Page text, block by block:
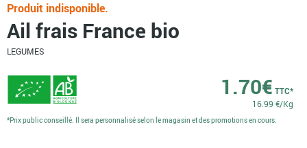
Ail frais France bio
LEGUMES
1.70€ TTC*
16.99 €/Kg
Produit indisponible.
*Prix public conseillé. Il sera personnalisé selon le magasin et des promotions en cours.